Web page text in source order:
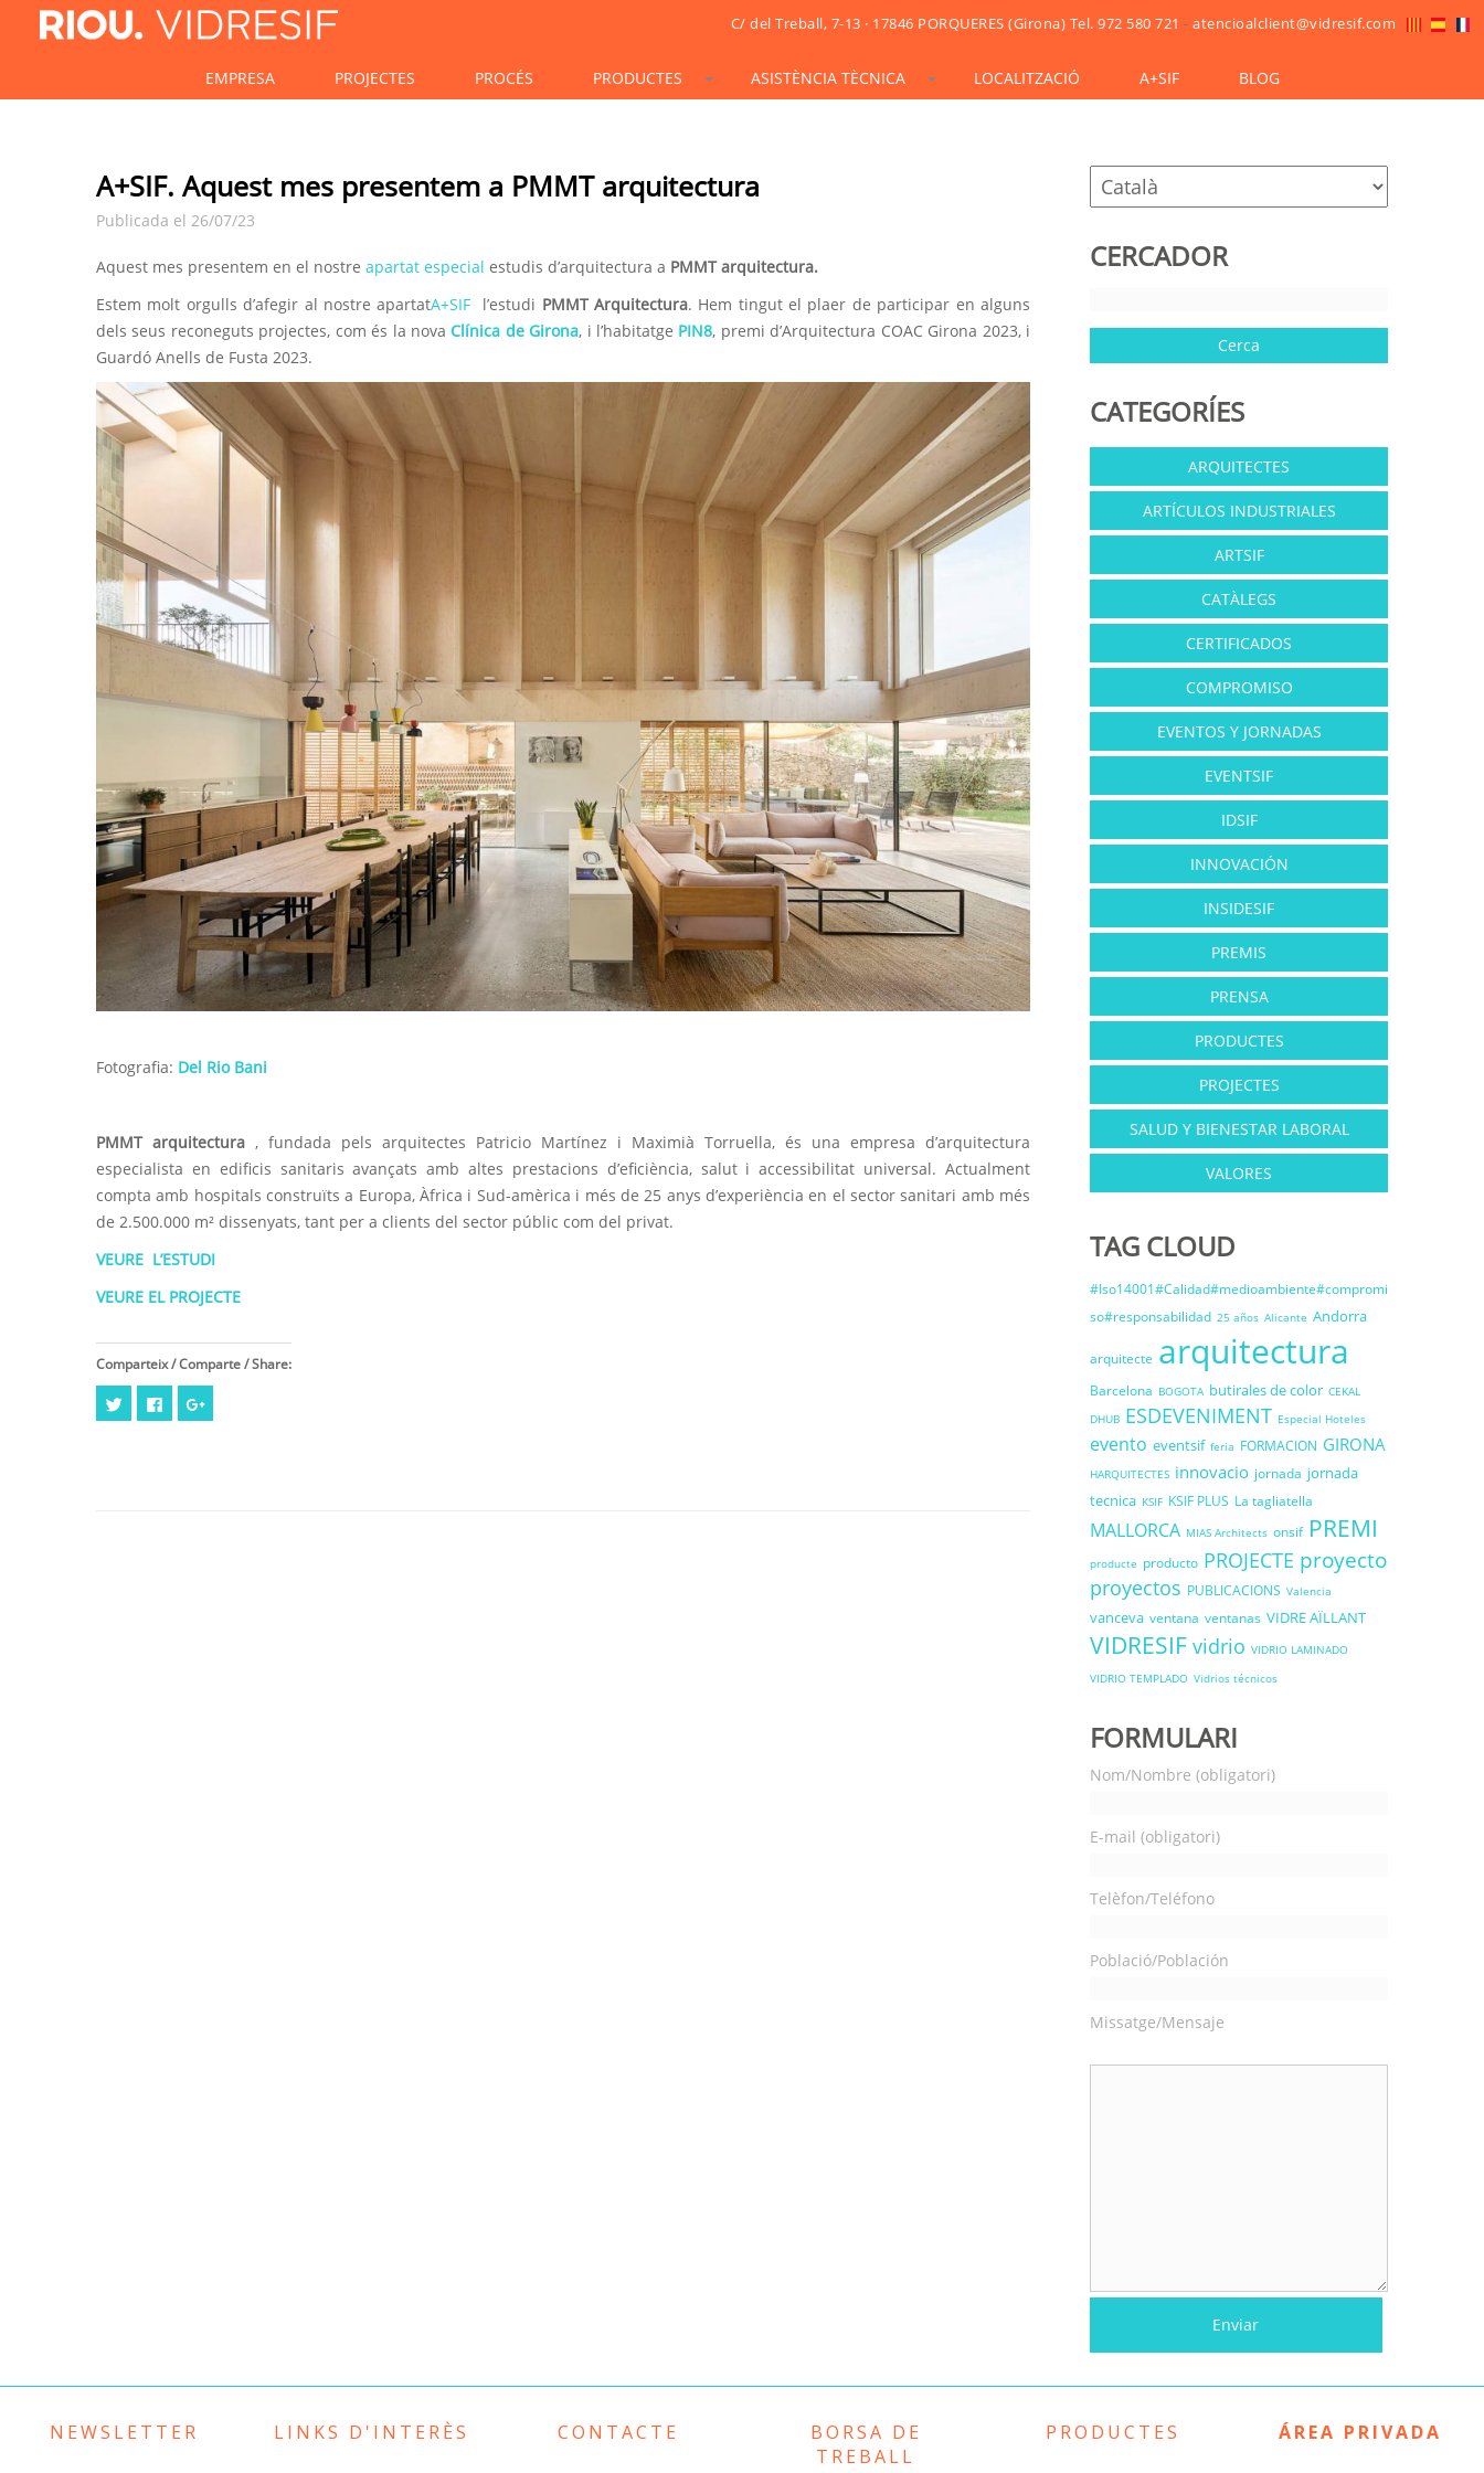
C/ del Treball, 7-13 · 17846 PORQUERES (Girona) Tel. 972 580 721 -atencioalclient@vidresif.com
EMPRESA PROJECTES PROCÉS PRODUCTES
TOTALSIF
ASISTÈNCIA TÈCNICA LOCALITZACIÓ A+SIF BLOG
A+SIF. Aquest mes presentem a PMMT arquitectura
Publicada el 26/07/23
Aquest mes presentem en el nostre apartat especial estudis d’arquitectura a PMMT arquitectura.
Estem molt orgulls d’afegir al nostre apartatA+SIF l’estudi PMMT Arquitectura. Hem tingut el plaer de participar en alguns
dels seus reconeguts projectes, com és la novaClínica de Girona, i l’habitatge PIN8, premi d’Arquitectura COAC Girona 2023, i
Guardó Anells de Fusta 2023.
Fotografia: Del Rio Bani
PMMT arquitectura , fundada pels arquitectes Patricio Martínez i Maximià Torruella, és una empresa d’arquitectura
especialista en edificis sanitaris avançats amb altes prestacions d’eficiència, salut i accessibilitat universal. Actualment
compta amb hospitals construïts a Europa, Àfrica i Sud-amèrica i més de 25 anys d’experiència en el sector sanitari amb més
de 2.500.000 m² dissenyats, tant per a clients del sector públic com del privat.
VEURE L’ESTUDI
VEURE EL PROJECTE
Comparteix / Comparte / Share:
per
Click
share per
CERCADOR
CATEGORÍES
ARQUITECTES
ARTÍCULOS INDUSTRIALES
ARTSIF
CATÀLEGS
CERTIFICADOS
COMPROMISO
EVENTOS Y JORNADAS
EVENTSIF
IDSIF
INNOVACIÓN
INSIDESIF
PREMIS
PRENSA
PRODUCTES
PROJECTES
SALUD Y BIENESTAR LABORAL
VALORES
TAG CLOUD
#Iso14001#Calidad#medioambiente#compromi
so#responsabilidad 25 años Alicante Andorra
arquitecte arquitectura
Barcelona BOGOTA butirales de color CEKAL
DHUB ESDEVENIMENT Especial Hoteles
evento eventsif feria FORMACION GIRONA
HARQUITECTES innovacio jornada jornada
tecnica KSIF KSIF PLUS La tagliatella
MALLORCA MIAS Architects onsif PREMI
producte producto PROJECTE proyecto
proyectos PUBLICACIONS Valencia
vanceva ventana ventanas VIDRE AÏLLANT
VIDRESIF vidrio VIDRIO LAMINADO
VIDRIO TEMPLADO Vidrios técnicos
FORMULARI
Nom/Nombre (obligatori)
E-mail (obligatori)
Telèfon/Teléfono
Població/Población
Missatge/Mensaje
NEWSLETTER LINKS D'INTERÈS CONTACTE
BORSA DE
TREBALL
PRODUCTES ÁREA PRIVADA